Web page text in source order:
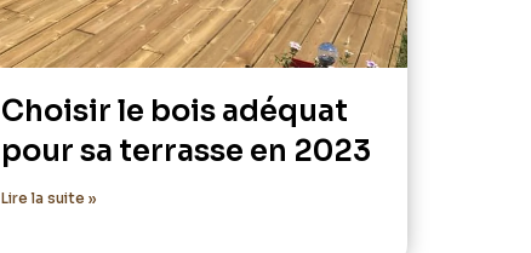
Choisir le bois adéquat
pour sa terrasse en 2023
Lire la suite »